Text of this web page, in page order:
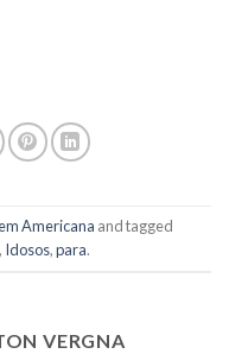
Americana and tagged
, Idosos,para.
VERGNA